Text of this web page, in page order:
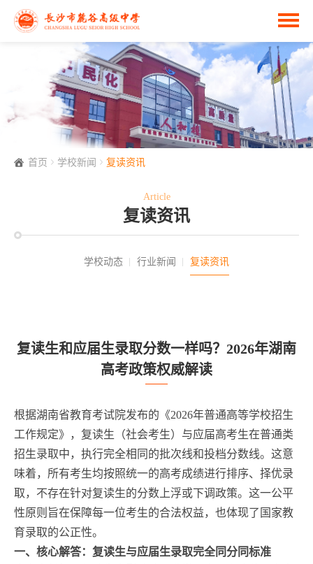
首页 学校新闻 复读资讯
Article
复读资讯
学校动态 行业新闻 复读资讯
复读生和应届生录取分数一样吗？2026年湖南
高考政策权威解读
根据湖南省教育考试院发布的《2026年普通高等学校招生
工作规定》，复读生（社会考生）与应届高考生在普通类
招生录取中，执行完全相同的批次线和投档分数线。这意
味着，所有考生均按照统一的高考成绩进行排序、择优录
取，不存在针对复读生的分数上浮或下调政策。这一公平
性原则旨在保障每一位考生的合法权益，也体现了国家教
育录取的公正性。
一、核心解答：复读生与应届生录取完全同分同标准